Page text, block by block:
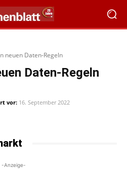
neuen Daten-Regeln
Daten-Regeln
vor: 16. September 2022
-Anzeige-